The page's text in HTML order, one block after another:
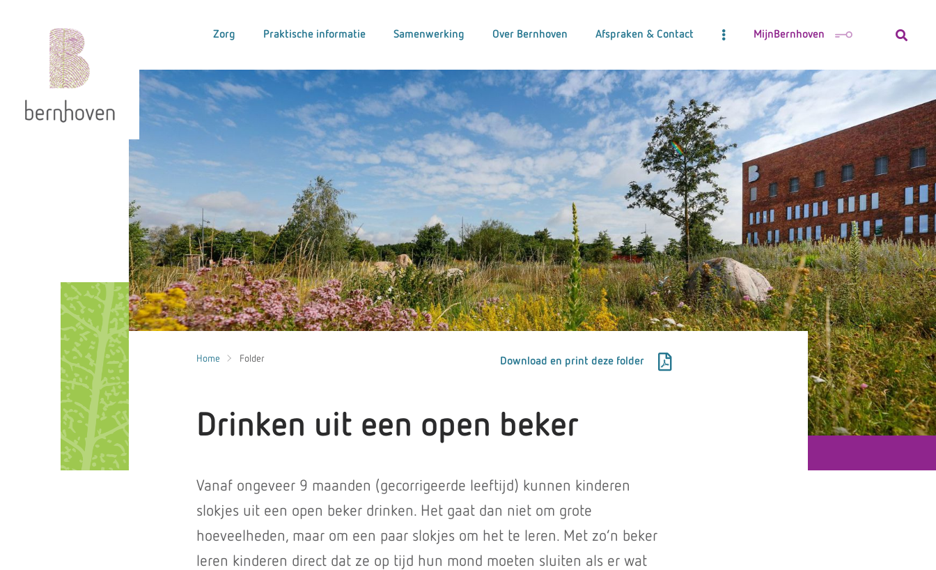
Zorg Praktische informatie Samenwerking Over Bernhoven Afspraken & Contact MijnBernhoven
Home Folder Download en print deze folder
Drinken uit een open beker
Vanaf ongeveer 9 maanden (gecorrigeerde leeftijd) kunnen kinderen
slokjes uit een open beker drinken. Het gaat dan niet om grote
hoeveelheden, maar om een paar slokjes om het te leren. Met zo’n beker
leren kinderen direct dat ze op tijd hun mond moeten sluiten als er wat